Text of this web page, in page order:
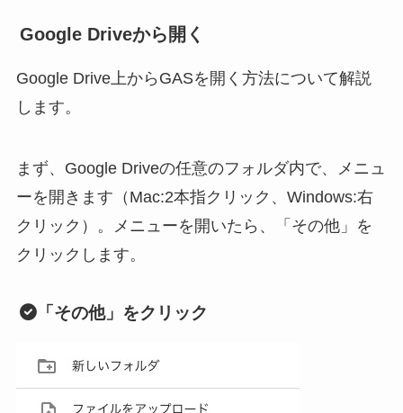
Google Driveから開く
Google Drive上からGASを開く方法について解説
します。
まず、Google Driveの任意のフォルダ内で、メニュ
ーを開きます（Mac:2本指クリック、Windows:右
クリック）。メニューを開いたら、「その他」を
クリックします。
「その他」をクリック